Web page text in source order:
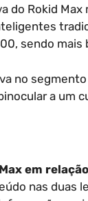
Rokid Max
sendo
no
a um
em
nas duas